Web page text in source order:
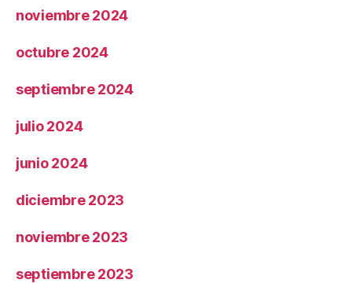
noviembre 2024
octubre 2024
septiembre 2024
julio 2024
junio 2024
diciembre 2023
noviembre 2023
septiembre 2023